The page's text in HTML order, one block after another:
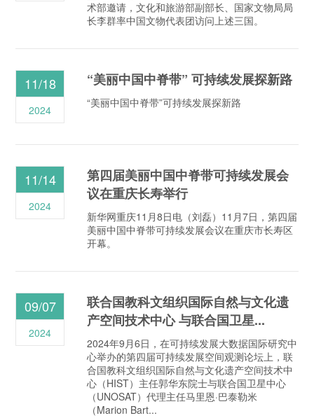
术部邀请，文化和旅游部副部长、国家文物局局
长李群率中国文物代表团访问上述三国。
“美丽中国中脊带” 可持续发展探新路
“美丽中国中脊带”可持续发展探新路
11/18
2024
第四届美丽中国中脊带可持续发展会
议在重庆长寿举行
新华网重庆11月8日电（刘磊）11月7日，第四届
美丽中国中脊带可持续发展会议在重庆市长寿区
开幕。
11/14
2024
联合国教科文组织国际自然与文化遗
产空间技术中心 与联合国卫星...
2024年9月6日，在可持续发展大数据国际研究中
心举办的第四届可持续发展空间观测论坛上，联
合国教科文组织国际自然与文化遗产空间技术中
心（HIST）主任郭华东院士与联合国卫星中心
（UNOSAT）代理主任马里恩·巴泰勒米
（Marion Bart...
09/07
2024